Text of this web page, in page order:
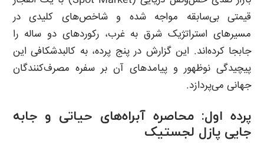
قیمتی بی‌سابقه مواجه شده و شاخص‌های کلیدی در
مسیرهای استراتژیک شرق به غرب، رکوردهای دو ساله را
جابجا کرده‌اند. این گزارش در پنج پرده، به کالبدشکافی این
پیچیدگی نوظهور و پیامدهای آن بر سفره مصرف‌کنندگان
جهانی می‌پردازد.
پرده اول: محاصره آبراه‌های حیاتی و جابه
جایی پازل لجستیک